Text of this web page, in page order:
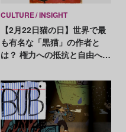
CULTURE INSIGHT
【2月22日猫の日】世界で最
も有名な「黒猫」の作者と
は？ 権力への抵抗と自由への
ラン